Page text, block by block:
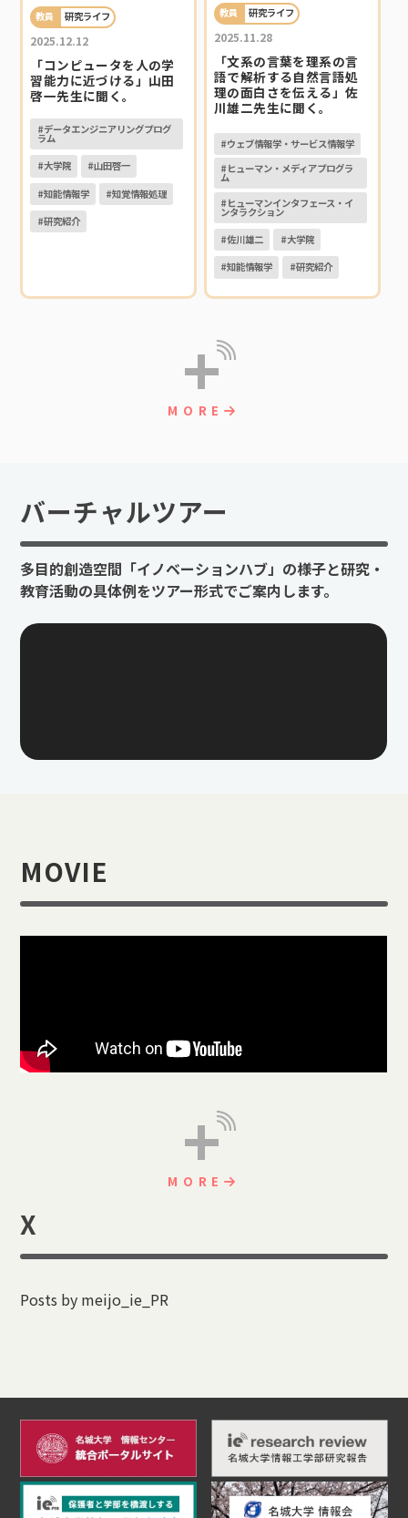
教員 研究ライフ
2025.12.12
「コンピュータを人の学
習能力に近づける」山田
啓一先生に聞く。
#データエンジニアリングプログ
ラム
#大学院 #山田啓一
#知能情報学 #知覚情報処理
#研究紹介
教員 研究ライフ
2025.11.28
「文系の言葉を理系の言
語で解析する自然言語処
理の面白さを伝える」佐
川雄二先生に聞く。
#ウェブ情報学・サービス情報学
#ヒューマン・メディアプログラ
ム
#ヒューマンインタフェース・イ
ンタラクション
#佐川雄二 #大学院
#知能情報学 #研究紹介
+
MORE
バーチャルツアー
多目的創造空間「イノベーションハブ」の様子と研究・
教育活動の具体例をツアー形式でご案内します。
MOVIE
+
MORE
X
Posts by meijo_ie_PR